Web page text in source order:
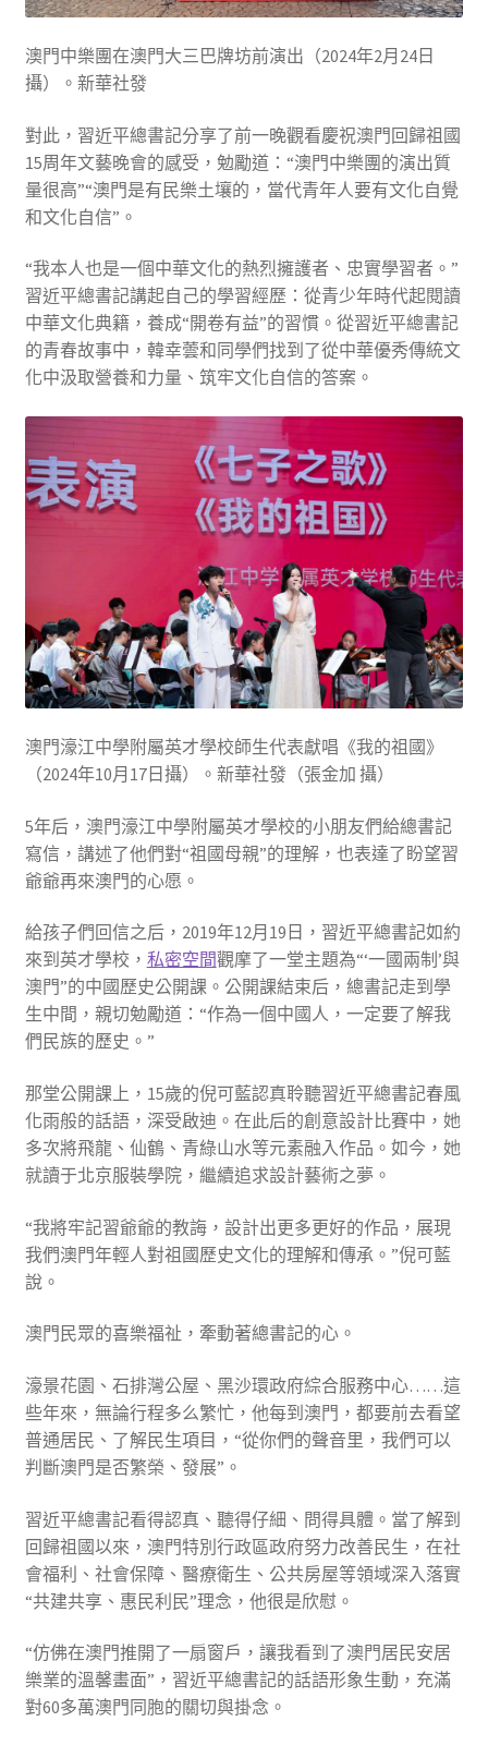
澳門中樂團在澳門大三巴牌坊前演出（2024年2月24日
攝）。新華社發
對此，習近平總書記分享了前一晚觀看慶祝澳門回歸祖國
15周年文藝晚會的感受，勉勵道：“澳門中樂團的演出質
量很高”“澳門是有民樂土壤的，當代青年人要有文化自覺
和文化自信”。
“我本人也是一個中華文化的熱烈擁護者、忠實學習者。”
習近平總書記講起自己的學習經歷：從青少年時代起閱讀
中華文化典籍，養成“開卷有益”的習慣。從習近平總書記
的青春故事中，韓幸蕓和同學們找到了從中華優秀傳統文
化中汲取營養和力量、筑牢文化自信的答案。
澳門濠江中學附屬英才學校師生代表獻唱《我的祖國》
（2024年10月17日攝）。新華社發（張金加 攝）
5年后，澳門濠江中學附屬英才學校的小朋友們給總書記
寫信，講述了他們對“祖國母親”的理解，也表達了盼望習
爺爺再來澳門的心愿。
給孩子們回信之后，2019年12月19日，習近平總書記如約
來到英才學校， 私密空間觀摩了一堂主題為“‘一國兩制’與
澳門”的中國歷史公開課。公開課結束后，總書記走到學
生中間，親切勉勵道：“作為一個中國人，一定要了解我
們民族的歷史。”
那堂公開課上，15歲的倪可藍認真聆聽習近平總書記春風
化雨般的話語，深受啟迪。在此后的創意設計比賽中，她
多次將飛龍、仙鶴、青綠山水等元素融入作品。如今，她
就讀于北京服裝學院，繼續追求設計藝術之夢。
“我將牢記習爺爺的教誨，設計出更多更好的作品，展現
我們澳門年輕人對祖國歷史文化的理解和傳承。”倪可藍
說。
澳門民眾的喜樂福祉，牽動著總書記的心。
濠景花園、石排灣公屋、黑沙環政府綜合服務中心……這
些年來，無論行程多么繁忙，他每到澳門，都要前去看望
普通居民、了解民生項目，“從你們的聲音里，我們可以
判斷澳門是否繁榮、發展”。
習近平總書記看得認真、聽得仔細、問得具體。當了解到
回歸祖國以來，澳門特別行政區政府努力改善民生，在社
會福利、社會保障、醫療衛生、公共房屋等領域深入落實
“共建共享、惠民利民”理念，他很是欣慰。
“仿佛在澳門推開了一扇窗戶，讓我看到了澳門居民安居
樂業的溫馨畫面”，習近平總書記的話語形象生動，充滿
對60多萬澳門同胞的關切與掛念。